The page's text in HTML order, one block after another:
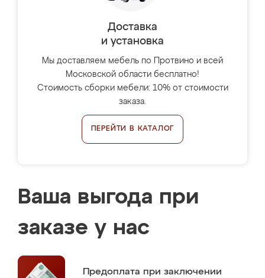
Доставка
и установка
Мы доставляем мебель по Протвино и всей
Московской области бесплатно!
Стоимость сборки мебели: 10% от стоимости
заказа.
ПЕРЕЙТИ В КАТАЛОГ
Ваша выгода при
заказе у нас
Предоплата при заключении